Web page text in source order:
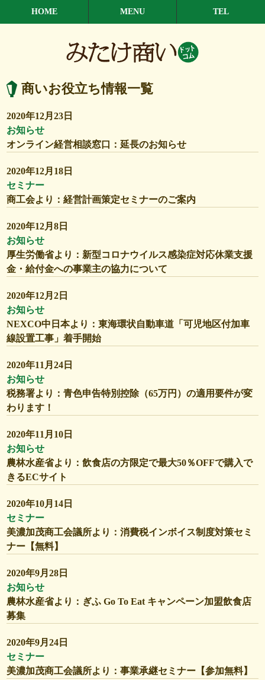
HOME MENU TEL
商いお役立ち情報一覧
2020年12月23日
お知らせ
オンライン経営相談窓口：延長のお知らせ
2020年12月18日
セミナー
商工会より：経営計画策定セミナーのご案内
2020年12月8日
お知らせ
厚生労働省より：新型コロナウイルス感染症対応休業支援
金・給付金への事業主の協力について
2020年12月2日
お知らせ
NEXCO中日本より：東海環状自動車道「可児地区付加車
線設置工事」着手開始
2020年11月24日
お知らせ
税務署より：青色申告特別控除（65万円）の適用要件が変
わります！
2020年11月10日
お知らせ
農林水産省より：飲食店の方限定で最大50％OFFで購入で
きるECサイト
2020年10月14日
セミナー
美濃加茂商工会議所より：消費税インボイス制度対策セミ
ナー【無料】
2020年9月28日
お知らせ
農林水産省より：ぎふ Go To Eat キャンペーン加盟飲食店
募集
2020年9月24日
セミナー
美濃加茂商工会議所より：事業承継セミナー【参加無料】